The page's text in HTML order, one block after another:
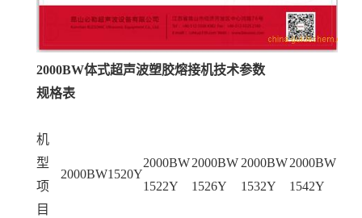
2000BW体式超声波塑胶熔接机技术参数
规格表
机
型
项
目
2000BW1520Y
2000BW
1522Y
2000BW
1526Y
2000BW
1532Y
2000BW
1542Y